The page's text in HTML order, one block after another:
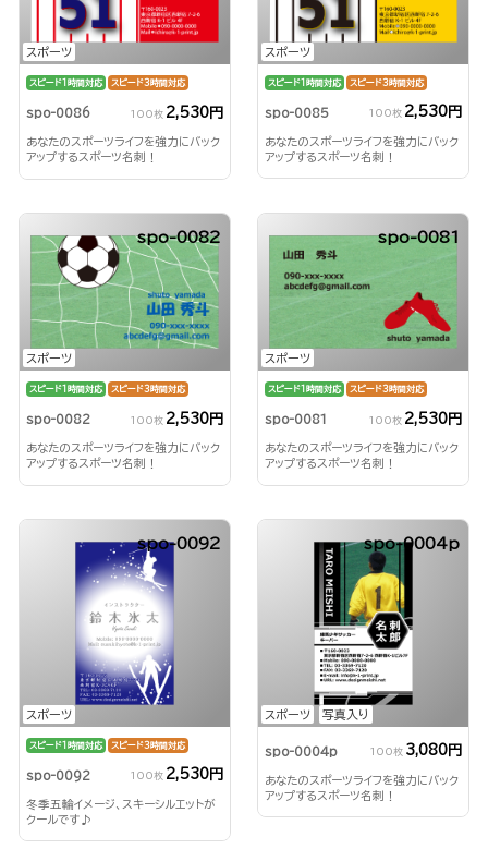
スポーツ
スピード1時間対応 スピード3時間対応
spo-0086 100枚 2,530円
あなたのスポーツライフを強力にバック
アップするスポーツ名刺！
スポーツ
スピード1時間対応 スピード3時間対応
spo-0085 100枚 2,530円
あなたのスポーツライフを強力にバック
アップするスポーツ名刺！
スポーツ
spo-0082
スピード1時間対応 スピード3時間対応
spo-0082 100枚 2,530円
あなたのスポーツライフを強力にバック
アップするスポーツ名刺！
スポーツ
spo-0081
スピード1時間対応 スピード3時間対応
spo-0081 100枚 2,530円
あなたのスポーツライフを強力にバック
アップするスポーツ名刺！
スポーツ
spo-0092
スピード1時間対応 スピード3時間対応
spo-0092 100枚 2,530円
冬季五輪イメージ、スキーシルエットが
クールです♪
スポーツ 写真入り
spo-0004p
spo-0004p 100枚 3,080円
あなたのスポーツライフを強力にバック
アップするスポーツ名刺！